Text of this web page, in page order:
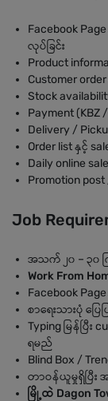
Facebook
လုပ်ခြင်း
Product
Customer
Stock
Payment (KBZ
Delivery /
Order list နှင့်
Daily online
Promotion
Job
အသက် ၂၀ – ၃၀ က
Work From
Facebook
စာရေးသားပုံ ပြ
Typing မြန်ပြီ
ရမည်
Blind Box /
တာဝန်ယူမှုရှိပြီး
မြို့ထဲ Dagon